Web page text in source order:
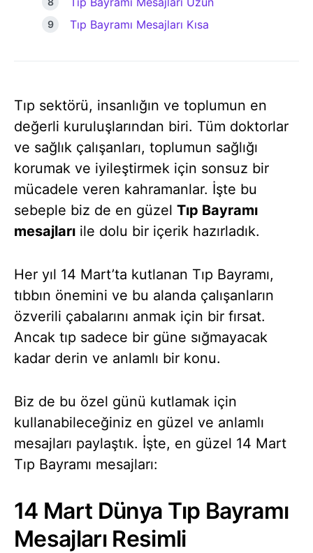
Tıp Bayramı Mesajları Kısa
Tıp sektörü, insanlığın ve toplumun en
değerli kuruluşlarından biri. Tüm doktorlar
ve sağlık çalışanları, toplumun sağlığı
korumak ve iyileştirmek için sonsuz bir
mücadele veren kahramanlar. İşte bu
sebeple biz de en güzel Tıp Bayramı
mesajları ile dolu bir içerik hazırladık.
Her yıl 14 Mart’ta kutlanan Tıp Bayramı,
tıbbın önemini ve bu alanda çalışanların
özverili çabalarını anmak için bir fırsat.
Ancak tıp sadece bir güne sığmayacak
kadar derin ve anlamlı bir konu.
Biz de bu özel günü kutlamak için
kullanabileceğiniz en güzel ve anlamlı
mesajları paylaştık. İşte, en güzel 14 Mart
Tıp Bayramı mesajları:
14 Mart Dünya Tıp Bayramı
Mesajları Resimli